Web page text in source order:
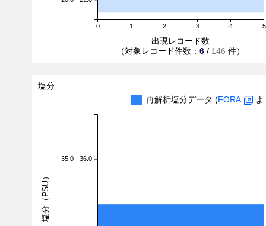
0 1 2 3 4 5
出現レコード数
（対象レコード件数： 6 / 146 件）
塩分
再解析塩分データ (FORA
35.0 - 36.0
塩分（PSU）